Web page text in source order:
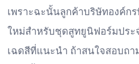
เพราะฉะนั้นลูกค้าบริษัทองค์กร
ใหม่สำหรับชุดสูทยูนิฟอร์มประ
เฉดสีที่แนะนำ ถ้าสนใจสอบถา